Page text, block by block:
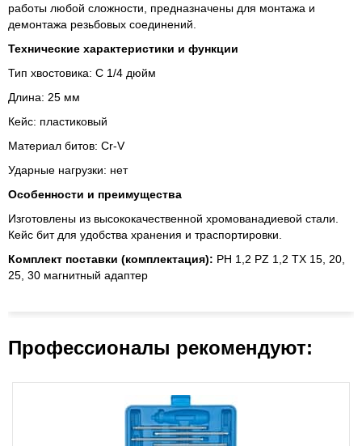
работы любой сложности, предназначены для монтажа и
демонтажа резьбовых соединений.
Технические характеристики и функции
Тип хвостовика: С 1/4 дюйм
Длина: 25 мм
Кейс: пластиковый
Материал битов: Cr-V
Ударные нагрузки: нет
Особенности и преимущества
Изготовлены из высококачественной хромованадиевой стали.
Кейс бит для удобства хранения и траспортировки.
Комплект поставки (комплектация): PH 1,2 PZ 1,2 TX 15, 20,
25, 30 магнитный адаптер
Профессионалы рекомендуют: